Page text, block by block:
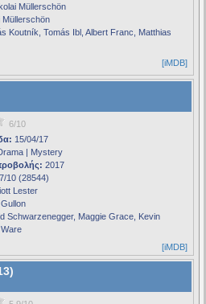
Müllerschön
Müllerschön
Koutník, Tomás Ibl, Albert Franc, Matthias
[iMDB]
6/10
15/04/17
| Mystery
2017
10 (28544)
Lester
Schwarzenegger, Maggie Grace, Kevin
[iMDB]